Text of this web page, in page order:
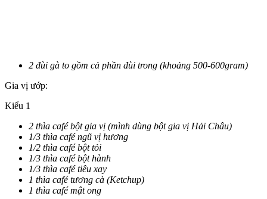
2 đùi gà to gồm cả phần đùi trong (khoảng 500-600gram)
Gia vị ướp:
Kiểu 1
2 thìa café bột gia vị (mình dùng bột gia vị Hải Châu)
1/3 thìa café ngũ vị hương
1/2 thìa café bột tỏi
1/3 thìa café bột hành
1/3 thìa café tiêu xay
1 thìa café tương cà (Ketchup)
1 thìa café mật ong